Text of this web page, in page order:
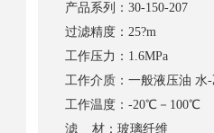
产品系列：30-150-207
过滤精度：25?m
工作压力：1.6MPa
工作介质：一般液压油 水
工作温度：-20℃－100℃
滤 材：玻璃纤维